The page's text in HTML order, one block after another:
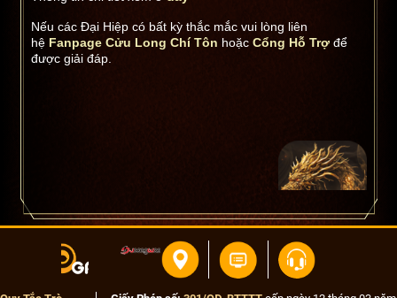
Nếu các Đại Hiệp có bất kỳ thắc mắc vui lòng liên
hệ Fanpage Cửu Long Chí Tôn hoặc Cổng Hỗ Trợđể
được giải đáp.
Cửu Long Chí Tôn - 9DU
Kính bút